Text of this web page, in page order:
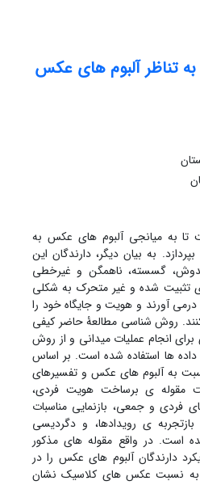
تناظر آلبوم های عکس
به میانجی آلبوم های عکس به
به بیان دیگر، دارندگان این
گسسته، ناهمگن و غیرخطی
تثبیت شده و غیر متحرک به شکلی
آورند و هویت و جایگاه خود را
روش شناسی مطالعۀ حاضر کیفی
انجام عملیات میدانی و از روش
ها استفاده شده است. بر اساس
به آلبوم های عکس و تفسیرهای
مقوله ی برساخت هویت فردی،
فردی و جمعی، بازنمایی مناسبات
ی رویدادها، و دگردیسی
است. در واقع مقوله های مذکور
دارندگان آلبوم های عکس را در
به نسبت عکس های کلاسیک نشان